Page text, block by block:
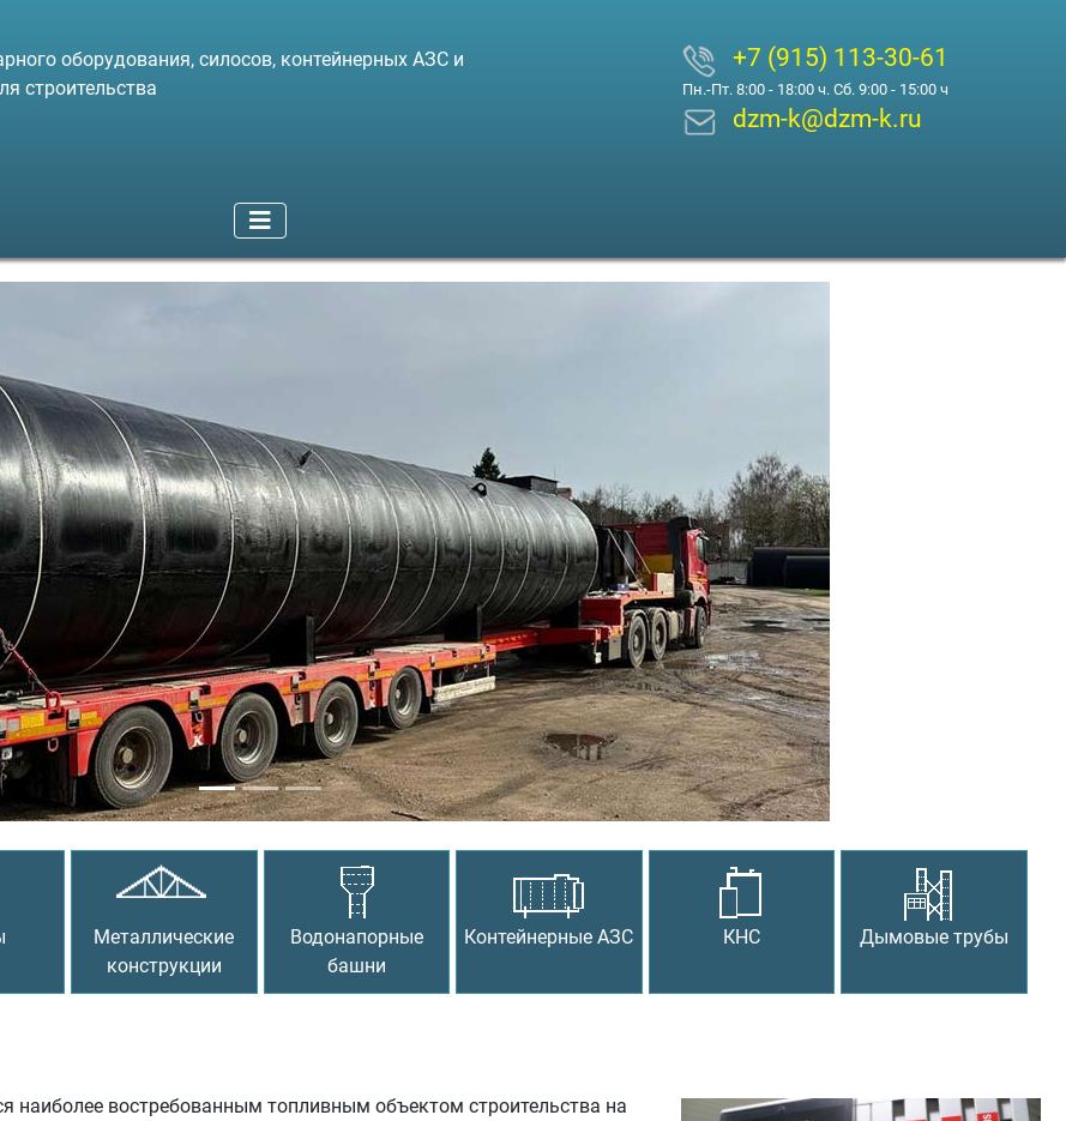
оборудования, силосов, контейнерных АЗС и
строительства
+7 (915) 113-30-61
Пн.-Пт. 8:00 - 18:00 ч. Сб. 9:00 - 15:00 ч
dzm-k@dzm-k.ru
Металлические
конструкции
Водонапорные
башни
Контейнерные АЗС КНС Дымовые трубы
наиболее востребованным топливным объектом строительства на